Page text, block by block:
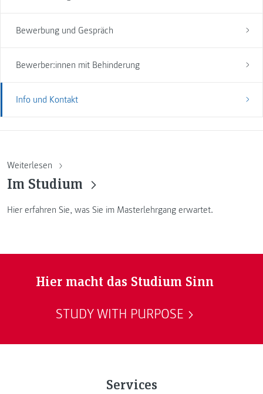
Bewerbung und Gespräch
Bewerber:innen mit Behinderung
Info und Kontakt
Weiterlesen
Im Studium
Hier erfahren Sie, was Sie im Masterlehrgang erwartet.
Hier macht das Studium Sinn
STUDY WITH PURPOSE
Services